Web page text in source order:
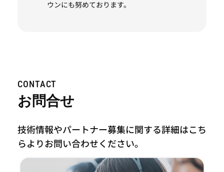
ウンにも努めております。
CONTACT
お問合せ
技術情報やパートナー募集に関する詳細はこち
らよりお問い合わせください。